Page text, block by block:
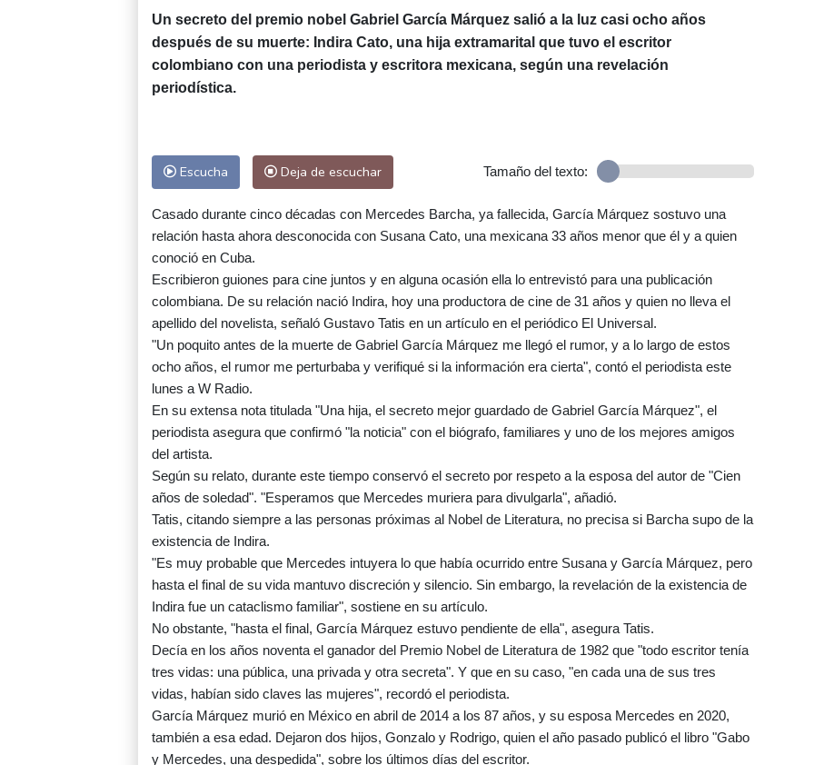
Un secreto del premio nobel Gabriel García Márquez salió a la luz casi ocho años
después de su muerte: Indira Cato, una hija extramarital que tuvo el escritor
colombiano con una periodista y escritora mexicana, según una revelación
periodística.
Escucha Deja de escuchar Tamaño del texto:
Casado durante cinco décadas con Mercedes Barcha, ya fallecida, García Márquez sostuvo una
relación hasta ahora desconocida con Susana Cato, una mexicana 33 años menor que él y a quien
conoció en Cuba.
Escribieron guiones para cine juntos y en alguna ocasión ella lo entrevistó para una publicación
colombiana. De su relación nació Indira, hoy una productora de cine de 31 años y quien no lleva el
apellido del novelista, señaló Gustavo Tatis en un artículo en el periódico El Universal.
"Un poquito antes de la muerte de Gabriel García Márquez me llegó el rumor, y a lo largo de estos
ocho años, el rumor me perturbaba y verifiqué si la información era cierta", contó el periodista este
lunes a W Radio.
En su extensa nota titulada "Una hija, el secreto mejor guardado de Gabriel García Márquez", el
periodista asegura que confirmó "la noticia" con el biógrafo, familiares y uno de los mejores amigos
del artista.
Según su relato, durante este tiempo conservó el secreto por respeto a la esposa del autor de "Cien
años de soledad". "Esperamos que Mercedes muriera para divulgarla", añadió.
Tatis, citando siempre a las personas próximas al Nobel de Literatura, no precisa si Barcha supo de la
existencia de Indira.
"Es muy probable que Mercedes intuyera lo que había ocurrido entre Susana y García Márquez, pero
hasta el final de su vida mantuvo discreción y silencio. Sin embargo, la revelación de la existencia de
Indira fue un cataclismo familiar", sostiene en su artículo.
No obstante, "hasta el final, García Márquez estuvo pendiente de ella", asegura Tatis.
Decía en los años noventa el ganador del Premio Nobel de Literatura de 1982 que "todo escritor tenía
tres vidas: una pública, una privada y otra secreta". Y que en su caso, "en cada una de sus tres
vidas, habían sido claves las mujeres", recordó el periodista.
García Márquez murió en México en abril de 2014 a los 87 años, y su esposa Mercedes en 2020,
también a esa edad. Dejaron dos hijos, Gonzalo y Rodrigo, quien el año pasado publicó el libro "Gabo
y Mercedes, una despedida", sobre los últimos días del escritor.